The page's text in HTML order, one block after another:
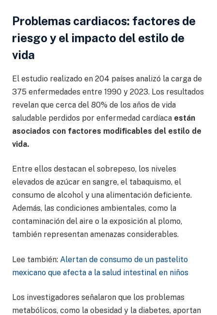
Problemas cardiacos: factores de
riesgo y el impacto del estilo de
vida
El estudio realizado en 204 países analizó la carga de
375 enfermedades entre 1990 y 2023. Los resultados
revelan que cerca del 80% de los años de vida
saludable perdidos por enfermedad cardíaca están
asociados con factores modificables del estilo de
vida.
Entre ellos destacan el sobrepeso, los niveles
elevados de azúcar en sangre, el tabaquismo, el
consumo de alcohol y una alimentación deficiente.
Además, las condiciones ambientales, como la
contaminación del aire o la exposición al plomo,
también representan amenazas considerables.
Lee también: Alertan de consumo de un pastelito
mexicano que afecta a la salud intestinal en niños
Los investigadores señalaron que los problemas
metabólicos, como la obesidad y la diabetes, aportan